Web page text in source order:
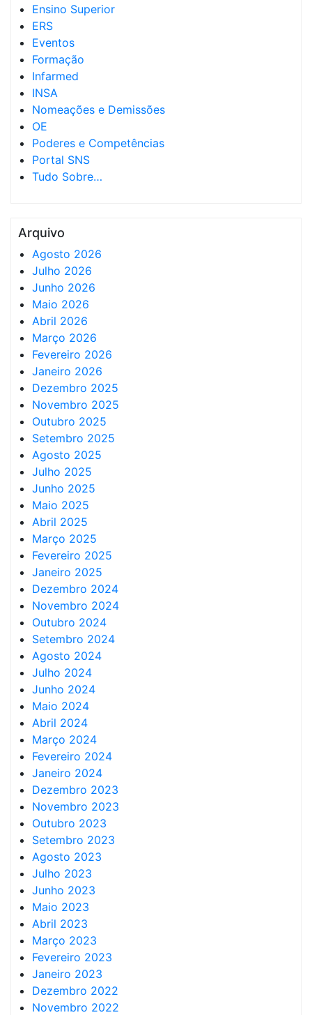
Ensino Superior
ERS
Eventos
Formação
Infarmed
INSA
Nomeações e Demissões
OE
Poderes e Competências
Portal SNS
Tudo Sobre…
Arquivo
Agosto 2026
Julho 2026
Junho 2026
Maio 2026
Abril 2026
Março 2026
Fevereiro 2026
Janeiro 2026
Dezembro 2025
Novembro 2025
Outubro 2025
Setembro 2025
Agosto 2025
Julho 2025
Junho 2025
Maio 2025
Abril 2025
Março 2025
Fevereiro 2025
Janeiro 2025
Dezembro 2024
Novembro 2024
Outubro 2024
Setembro 2024
Agosto 2024
Julho 2024
Junho 2024
Maio 2024
Abril 2024
Março 2024
Fevereiro 2024
Janeiro 2024
Dezembro 2023
Novembro 2023
Outubro 2023
Setembro 2023
Agosto 2023
Julho 2023
Junho 2023
Maio 2023
Abril 2023
Março 2023
Fevereiro 2023
Janeiro 2023
Dezembro 2022
Novembro 2022